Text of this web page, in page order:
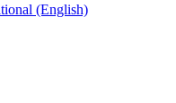
(English)